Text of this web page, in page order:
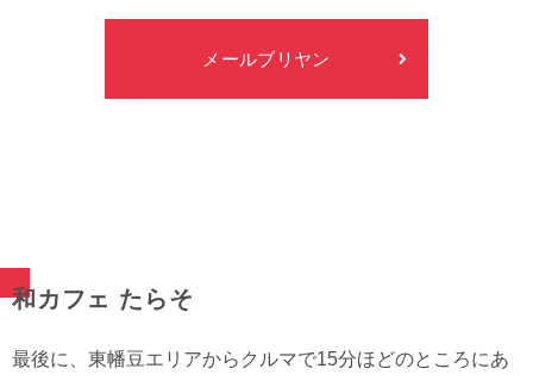
メールブリヤン
和カフェ たらそ
最後に、東幡豆エリアからクルマで15分ほどのところにあ